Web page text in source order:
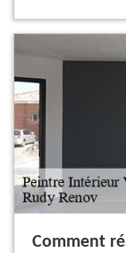
Comment